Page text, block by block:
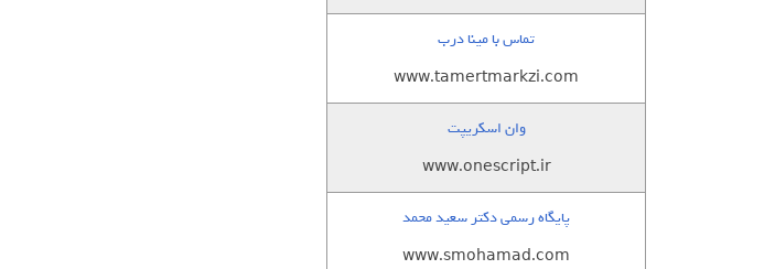
تماس با مینا درب
www.tamertmarkzi.com
وان اسکریپت
www.onescript.ir
پایگاه رسمی دکتر سعید محمد
www.smohamad.com